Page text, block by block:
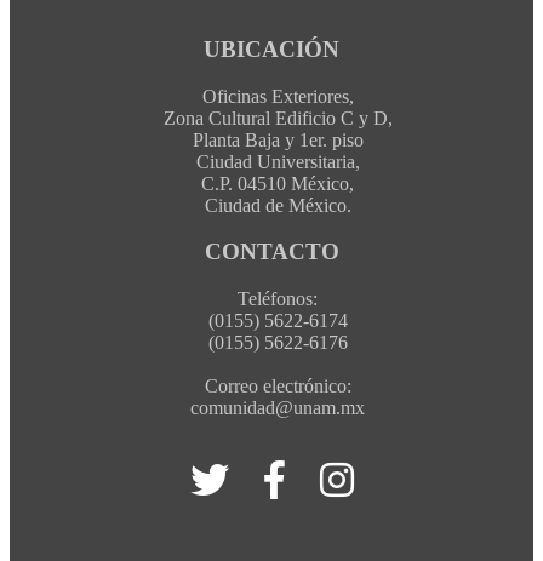
UBICACIÓN
Oficinas Exteriores,
Zona Cultural Edificio C y D,
Planta Baja y 1er. piso
Ciudad Universitaria,
C.P. 04510 México,
Ciudad de México.
CONTACTO
Teléfonos:
(0155) 5622-6174
(0155) 5622-6176
Correo electrónico:
comunidad@unam.mx